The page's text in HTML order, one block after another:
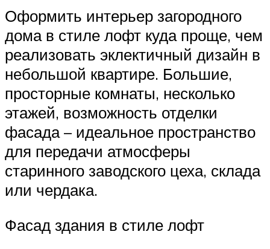
Оформить интерьер загородного
дома в стиле лофт куда проще, чем
реализовать эклектичный дизайн в
небольшой квартире. Большие,
просторные комнаты, несколько
этажей, возможность отделки
фасада – идеальное пространство
для передачи атмосферы
старинного заводского цеха, склада
или чердака.
Фасад здания в стиле лофт